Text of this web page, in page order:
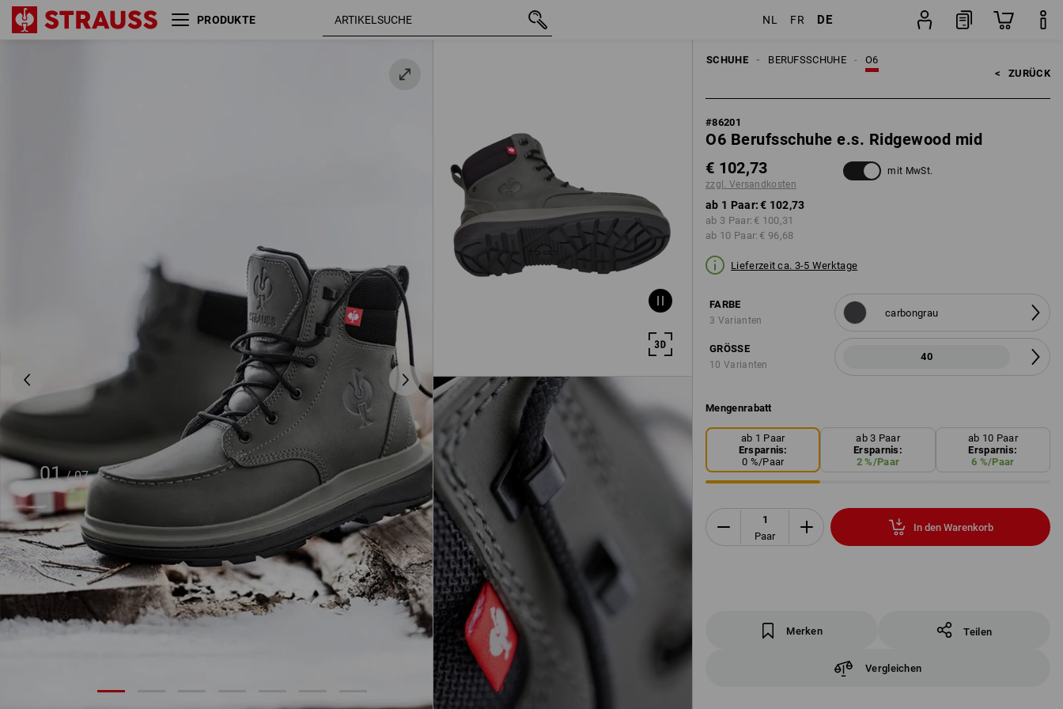
PRODUKTE NL FR DE
01 / 07
SCHUHE O6
BERUFSSCHUHE
< ZURÜCK
#86201
O6 Berufsschuhe e.s. Ridgewood mid
€ 102,73
zzgl. Versandkosten
mit MwSt.
ab 1 Paar:€ 102,73
ab 3 Paar: € 100,31
ab 10 Paar: € 96,68
Lieferzeit ca. 3-5 Werktage
FARBE
3 Varianten
carbongrau
GRÖSSE
10 Varianten
40
Mengenrabatt
ab 1 Paar
Ersparnis:
0 %/Paar
ab 3 Paar
Ersparnis:
2 %/Paar
ab 10 Paar
Ersparnis:
6 %/Paar
Paar
In den Warenkorb
Merken Teilen
Vergleichen
O6 Berufsschuhe e.s.
carbongrau 40